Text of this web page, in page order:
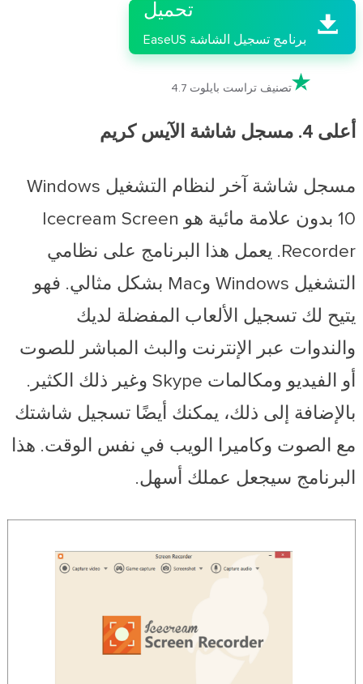

تحميل
برنامج تسجيل الشاشة EaseUS
تصنيف تراست بايلوت 4.7
أعلى 4. مسجل شاشة الآيس كريم
مسجل شاشة آخر لنظام التشغيل Windows
10 بدون علامة مائية هو Icecream Screen
Recorder. يعمل هذا البرنامج على نظامي
التشغيل Windows وMac بشكل مثالي. فهو
يتيح لك تسجيل الألعاب المفضلة لديك
والندوات عبر الإنترنت والبث المباشر للصوت
أو الفيديو ومكالمات Skype وغير ذلك الكثير.
بالإضافة إلى ذلك، يمكنك أيضًا تسجيل شاشتك
مع الصوت وكاميرا الويب في نفس الوقت. هذا
البرنامج سيجعل عملك أسهل.